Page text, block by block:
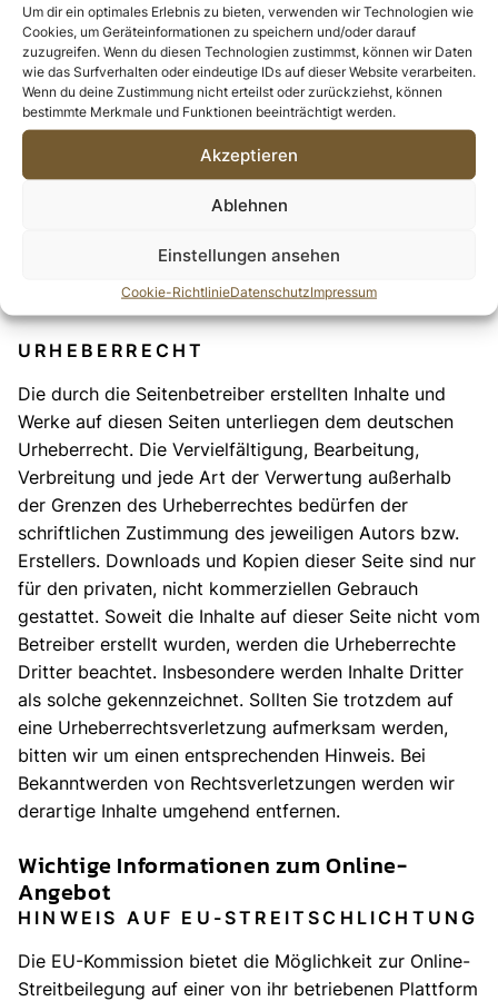
Um dir ein optimales Erlebnis zu bieten, verwenden wir Technologien wie
Cookies, um Geräteinformationen zu speichern und/oder darauf
zuzugreifen. Wenn du diesen Technologien zustimmst, können wir Daten
wie das Surfverhalten oder eindeutige IDs auf dieser Website verarbeiten.
Wenn du deine Zustimmung nicht erteilst oder zurückziehst, können
bestimmte Merkmale und Funktionen beeinträchtigt werden.
Akzeptieren
Ablehnen
Einstellungen ansehen
Cookie-RichtlinieDatenschutzImpressum
keine Gewähr übernehmen. Für die Inhalte der
verlinkten Seiten ist stets der jeweilige Anbieter oder
Betreiber der Seiten verantwortlich. Die verlinkten
Seiten wurden zum Zeitpunkt der Verlinkung auf
mögliche Rechtsverstöße überprüft. Rechtswidrige
Inhalte waren zum Zeitpunkt der Verlinkung nicht
erkennbar. Eine permanente inhaltliche Kontrolle der
verlinkten Seiten ist jedoch ohne konkrete
Bei Bekanntwerden von Rechtsverletzungen werden
wir derartige Links umgehend entfernen.
URHEBERRECHT
Die durch die Seitenbetreiber erstellten Inhalte und
Werke auf diesen Seiten unterliegen dem deutschen
Urheberrecht. Die Vervielfältigung, Bearbeitung,
Verbreitung und jede Art der Verwertung außerhalb
der Grenzen des Urheberrechtes bedürfen der
schriftlichen Zustimmung des jeweiligen Autors bzw.
Erstellers. Downloads und Kopien dieser Seite sind nur
für den privaten, nicht kommerziellen Gebrauch
gestattet. Soweit die Inhalte auf dieser Seite nicht vom
Betreiber erstellt wurden, werden die Urheberrechte
Dritter beachtet. Insbesondere werden Inhalte Dritter
als solche gekennzeichnet. Sollten Sie trotzdem auf
eine Urheberrechtsverletzung aufmerksam werden,
bitten wir um einen entsprechenden Hinweis. Bei
Bekanntwerden von Rechtsverletzungen werden wir
derartige Inhalte umgehend entfernen.
Wichtige Informationen zum Online-
Angebot
HINWEIS AUF EU-STREITSCHLICHTUNG
Die EU-Kommission bietet die Möglichkeit zur Online-
Streitbeilegung auf einer von ihr betriebenen Plattform